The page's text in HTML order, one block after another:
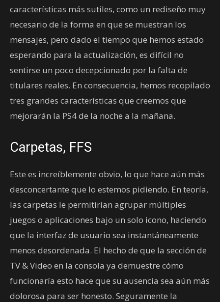
características más sutiles, como un rediseño muy
necesario de la forma en que se muestran los
mensajes, pero dado el tiempo que hemos estado
esperando para la actualización, es difícil no
sentirse un poco decepcionado por la falta de
titulares reales. En consecuencia, hemos recopilado
tres grandes características que creemos que
mejorarán la PS4 de la noche a la mañana.
Carpetas, FFS
Este es increíblemente obvio, lo que hace aún más
desconcertante que lo estemos pidiendo. En teoría,
las carpetas le permitirían agrupar múltiples
juegos o aplicaciones bajo un solo icono, haciendo
que la interfaz de usuario sea instantáneamente
menos desordenada. El hecho de que la sección de
TV & Video en la consola ya demuestre cómo
funcionaría esto hace que su ausencia sea aún más
dolorosa para ser honesto. Seguramente la